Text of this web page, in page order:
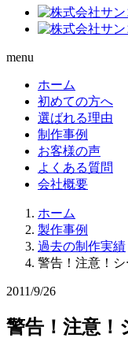
menu
ホーム
初めての方へ
選ばれる理由
制作事例
お客様の声
よくある質問
会社概要
ホーム
製作事例
過去の制作実績
警告！注意！
2011/9/26
警告！注意！